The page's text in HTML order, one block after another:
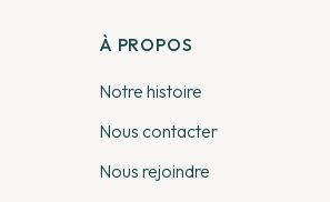
À PROPOS
Notre histoire
Nous contacter
Nous rejoindre